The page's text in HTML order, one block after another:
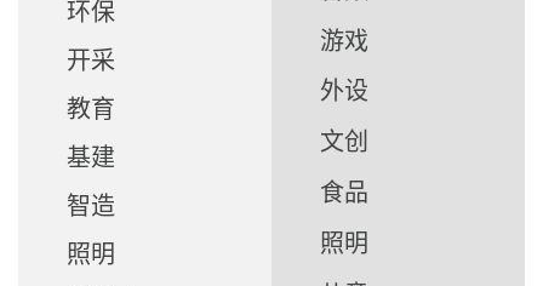
环保
开采
教育
基建
智造
照明
游戏
外设
文创
食品
照明